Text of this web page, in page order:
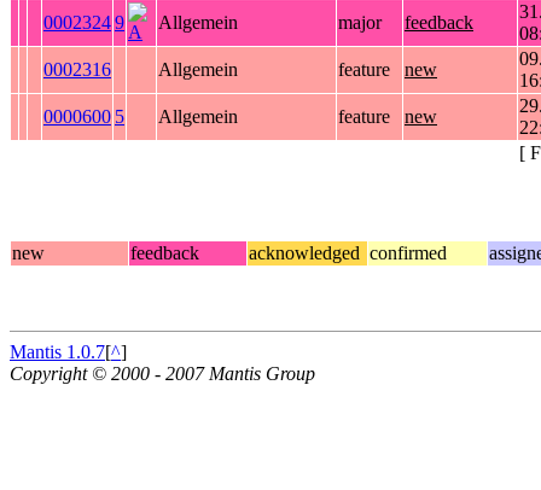
00023249 Allgemein major feedback
0002316
Allgemein feature new
0000600 5 Allgemein feature new
[
new feedback acknowledged confirmed
Mantis 1.0.7[^]
Copyright © 2000 - 2007 Mantis Group